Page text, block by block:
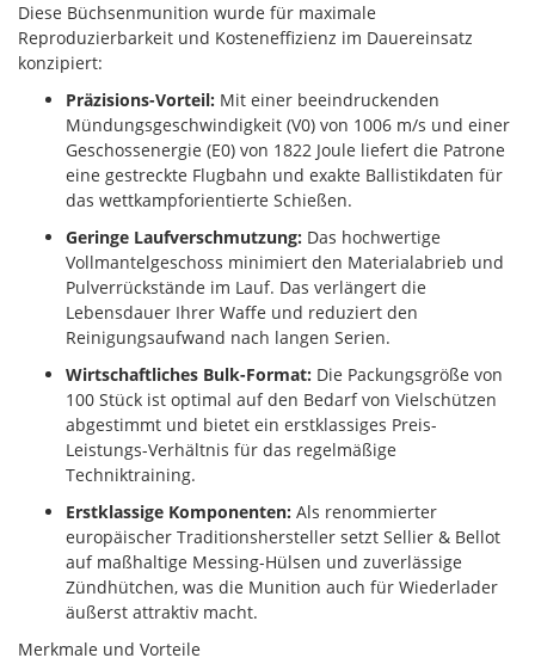
Diese Büchsenmunition wurde für maximale
Reproduzierbarkeit und Kosteneffizienz im Dauereinsatz
konzipiert:
Präzisions-Vorteil: Mit einer beeindruckenden
Mündungsgeschwindigkeit (V0​) von 1006 m/s und einer
Geschossenergie (E0​) von 1822 Joule liefert die Patrone
eine gestreckte Flugbahn und exakte Ballistikdaten für
das wettkampforientierte Schießen.
Geringe Laufverschmutzung: Das hochwertige
Vollmantelgeschoss minimiert den Materialabrieb und
Pulverrückstände im Lauf. Das verlängert die
Lebensdauer Ihrer Waffe und reduziert den
Reinigungsaufwand nach langen Serien.
Wirtschaftliches Bulk-Format: Die Packungsgröße von
100 Stück ist optimal auf den Bedarf von Vielschützen
abgestimmt und bietet ein erstklassiges Preis-
Leistungs-Verhältnis für das regelmäßige
Techniktraining.
Erstklassige Komponenten: Als renommierter
europäischer Traditionshersteller setzt Sellier & Bellot
auf maßhaltige Messing-Hülsen und zuverlässige
Zündhütchen, was die Munition auch für Wiederlader
äußerst attraktiv macht.
Merkmale und Vorteile